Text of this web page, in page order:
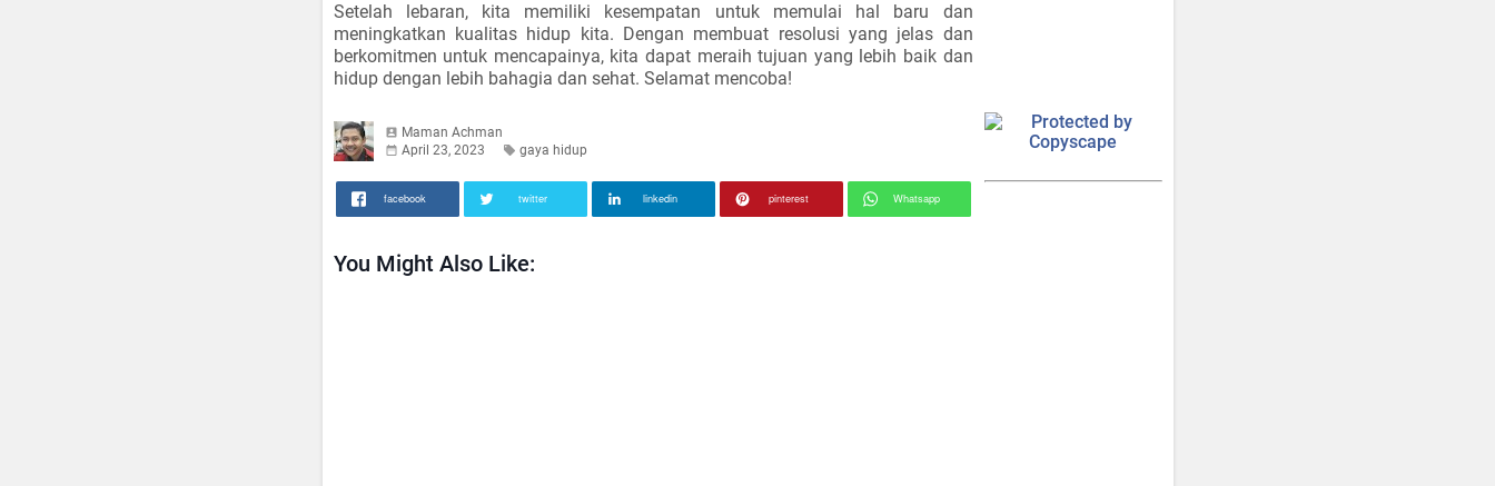
Setelah lebaran, kita memiliki kesempatan untuk memulai hal baru dan
meningkatkan kualitas hidup kita. Dengan membuat resolusi yang jelas dan
berkomitmen untuk mencapainya, kita dapat meraih tujuan yang lebih baik dan
hidup dengan lebih bahagia dan sehat. Selamat mencoba!
Maman Achman
April 23, 2023
gaya hidup
facebook twitter linkedin pinterest Whatsapp
You Might Also Like: